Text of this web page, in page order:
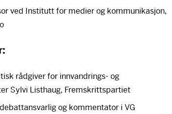
ved Institutt for medier og kommunikasjon,
rådgiver for innvandrings- og
Sylvi Listhaug, Fremskrittspartiet
og kommentator i VG